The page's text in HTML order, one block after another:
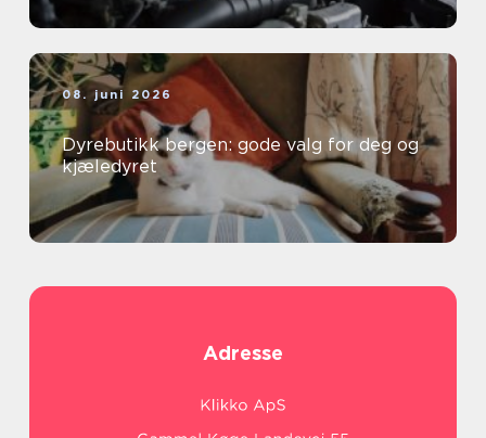
08. juni 2026
Dyrebutikk bergen: gode valg for deg og
kjæledyret
Adresse